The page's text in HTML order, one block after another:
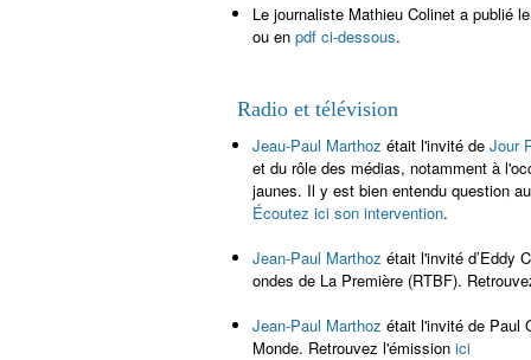
Le journaliste Mathieu Colinet a publié
ou en pdf ci-dessous.
Radio et télévision
Jeau-Paul Marthoz était l'invité de Jour
et du rôle des médias, notamment à
jaunes. Il y est bien entendu question
Écoutez ici son intervention.
Jean-Paul Marthoz était l'invité d’Eddy
ondes de La Première (RTBF).
Jean-Paul Marthoz était l'invité de Paul
Monde. Retrouvez l'émission ici